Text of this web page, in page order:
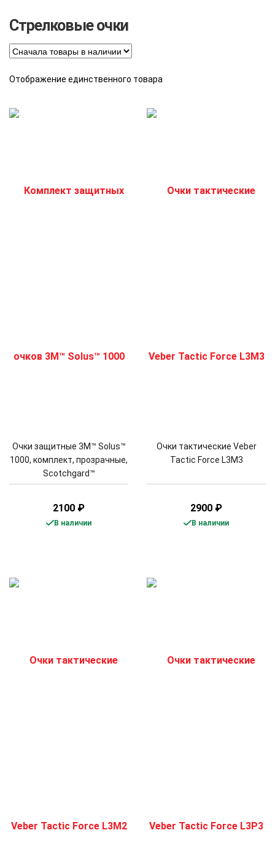
Стрелковые очки
Отображение единственного товара
Очки защитные 3M™ Solus™
1000, комплект, прозрачные,
Scotchgard™
2100 ₽
В наличии
Очки тактические Veber
Tactic Force L3M3
2900 ₽
В наличии